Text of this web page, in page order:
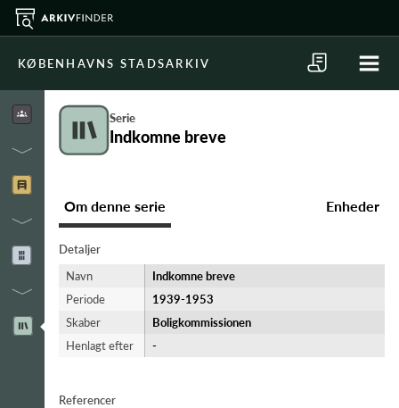
KØBENHAVNS STADSARKIV
Serie
Indkomne breve
Om denne serie Enheder
Detaljer
Navn
Indkomne breve
Periode
1939-​1953
Skaber
Boligkommissionen
Henlagt efter
-
Referencer